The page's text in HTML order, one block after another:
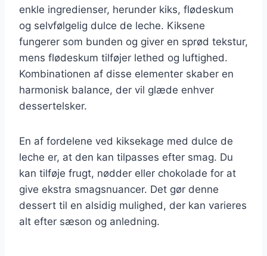
enkle ingredienser, herunder kiks, flødeskum
og selvfølgelig dulce de leche. Kiksene
fungerer som bunden og giver en sprød tekstur,
mens flødeskum tilføjer lethed og luftighed.
Kombinationen af disse elementer skaber en
harmonisk balance, der vil glæde enhver
dessertelsker.
En af fordelene ved kiksekage med dulce de
leche er, at den kan tilpasses efter smag. Du
kan tilføje frugt, nødder eller chokolade for at
give ekstra smagsnuancer. Det gør denne
dessert til en alsidig mulighed, der kan varieres
alt efter sæson og anledning.